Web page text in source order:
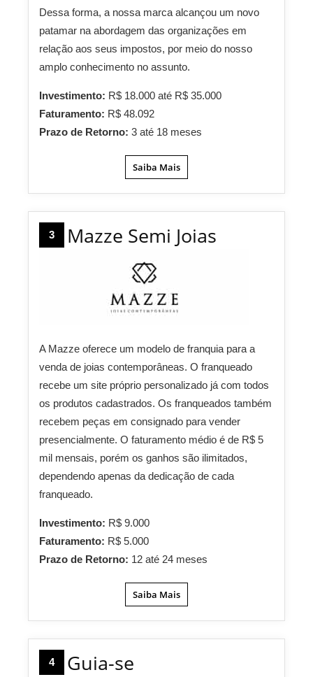
Dessa forma, a nossa marca alcançou um novo
patamar na abordagem das organizações em
relação aos seus impostos, por meio do nosso
amplo conhecimento no assunto.
Investimento: R$ 18.000 até R$ 35.000
Faturamento: R$ 48.092
Prazo de Retorno: 3 até 18 meses
Saiba Mais
3 Mazze Semi Joias
A Mazze oferece um modelo de franquia para a
venda de joias contemporâneas. O franqueado
recebe um site próprio personalizado já com todos
os produtos cadastrados. Os franqueados também
recebem peças em consignado para vender
presencialmente. O faturamento médio é de R$ 5
mil mensais, porém os ganhos são ilimitados,
dependendo apenas da dedicação de cada
franqueado.
Investimento: R$ 9.000
Faturamento: R$ 5.000
Prazo de Retorno: 12 até 24 meses
Saiba Mais
4 Guia-se